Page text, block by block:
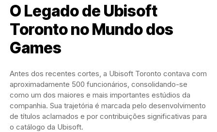
O Legado de Ubisoft
Toronto no Mundo dos
Games
Antes dos recentes cortes, a Ubisoft Toronto contava com
aproximadamente 500 funcionários, consolidando-se
como um dos maiores e mais importantes estúdios da
companhia. Sua trajetória é marcada pelo desenvolvimento
de títulos aclamados e por contribuições significativas para
o catálogo da Ubisoft.